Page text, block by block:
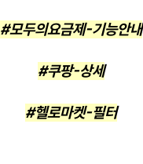
#모두의요금제-기능안내
#쿠팡-상세
#헬로마켓-필터